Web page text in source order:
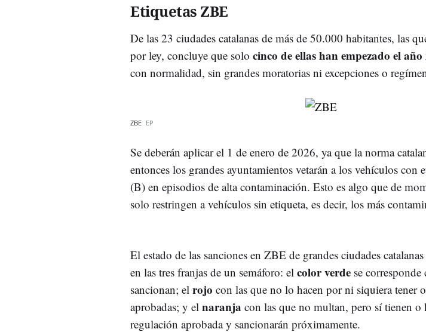
Etiquetas ZBE
De las 23 ciudades catalanas de más de 50.000 habitantes, las
por ley, concluye que solo cinco de ellas han empezado el
con normalidad, sin grandes moratorias ni excepciones o
ZBE EP
Se deberán aplicar el 1 de enero de 2026, ya que la norma
entonces los grandes ayuntamientos vetarán a los vehículos con
(B) en episodios de alta contaminación. Esto es algo que de
solo restringen a vehículos sin etiqueta, es decir, los más
El estado de las sanciones en ZBE de grandes ciudades
en las tres franjas de un semáforo: el color verde se
sancionan; el rojo con las que no lo hacen por ni siquiera tener
aprobadas; y el naranja con las que no multan, pero sí tienen o
regulación aprobada y sancionarán próximamente.